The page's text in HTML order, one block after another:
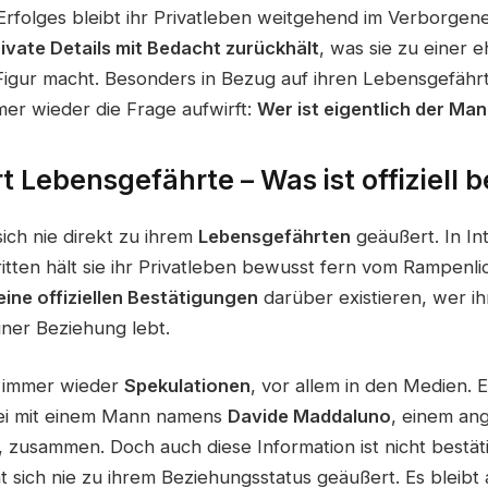
bleibt ihr Privatleben weitgehend im
Details mit Bedacht zurückhält, was sie zu einer
macht. Besonders in Bezug auf ihren
wieder die Frage aufwirft: Wer ist eigentlich der
Lebensgefährte – Was ist offiziell
nie direkt zu ihrem Lebensgefährten geäußert. In
hält sie ihr Privatleben bewusst fern vom
offiziellen Bestätigungen darüber existieren, wer
Beziehung lebt.
wieder Spekulationen, vor allem in den Medien.
mit einem Mann namens Davide Maddaluno, einem
zusammen. Doch auch diese Information ist nicht
sich nie zu ihrem Beziehungsstatus geäußert. Es bleibt